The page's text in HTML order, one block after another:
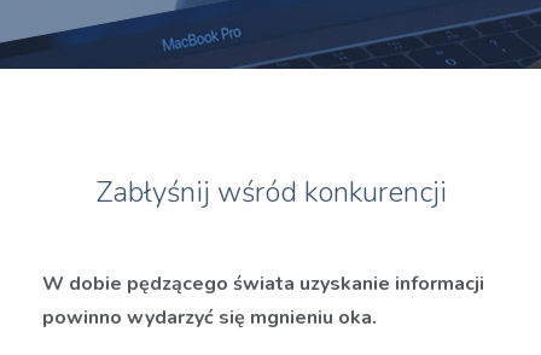
Zabłyśnij wśród konkurencji
W dobie pędzącego świata uzyskanie informacji
powinno wydarzyć się mgnieniu oka.